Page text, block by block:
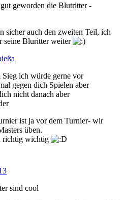
geworden die Blutritter -
sicher auch den zweiten Teil, ich
seine Bluritter weiter
Sieg ich würde gerne vor
gegen dich Spielen aber
nicht danach aber
ist ja vor dem Turnier- wir
üben.
richtig wichtig
sind cool